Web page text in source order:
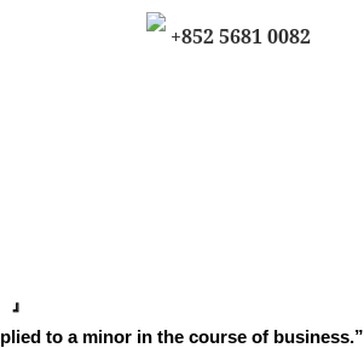
+852 5681 0082
to a minor in the course of business.”